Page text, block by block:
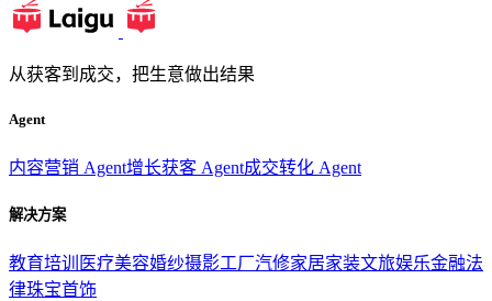
从获客到成交，把生意做出结果
Agent
内容营销 Agent增长获客 Agent成交转化 Agent
解决方案
教育培训 医疗美容婚纱摄影工厂汽修家居家装文旅娱乐金融法
律珠宝首饰